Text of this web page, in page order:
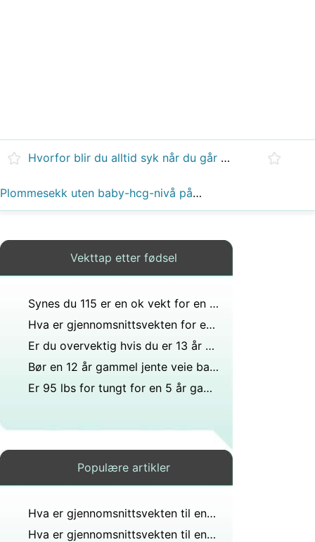
Hvorfor blir du alltid syk når du går ned i vekt?
Plommesekk uten baby-hcg-nivå på 8000?
Vekttap etter fødsel
Synes du 115 er en ok vekt for en 15 år gammel jente?
Hva er gjennomsnittsvekten for en 14 år gammel gutt?
Er du overvektig hvis du er 13 år og veier 125 pounds?
Bør en 12 år gammel jente veie bare 50 kilo?
Er 95 lbs for tungt for en 5 år gammel gutt?
Populære artikler
Hva er gjennomsnittsvekten til en 10 år gammel jente og 95 lbs overvektig?
Hva er gjennomsnittsvekten til en 14 år gammel asiatisk jente?